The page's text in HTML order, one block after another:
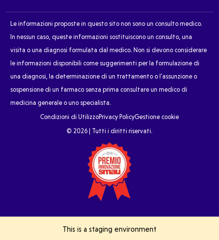
Le informazioni proposte in questo sito non sono un consulto medico.
In nessun caso, queste informazioni sostituiscono un consulto, una
visita o una diagnosi formulata dal medico. Non si devono considerare
le informazioni disponibili come suggerimenti per la formulazione di
una diagnosi, la determinazione di un trattamento o l’assunzione o
sospensione di un farmaco senza prima consultare un medico di
medicina generale o uno specialista.
Condizioni di UtilizzoPrivacy PolicyGestione cookie
© 2026 | Tutti i diritti riservati.
This is a staging environment